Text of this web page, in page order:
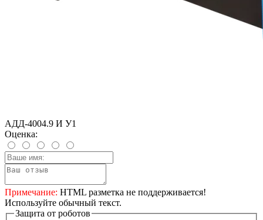
АДД-4004.9 И У1
Оценка:
Примечание: HTML разметка не поддерживается!
Используйте обычный текст.
Защита от роботов